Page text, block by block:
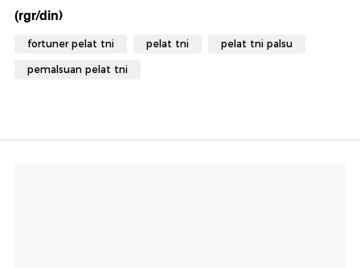
(rgr/din)
fortuner pelat tni pelat tni pelat tni palsu
pemalsuan pelat tni